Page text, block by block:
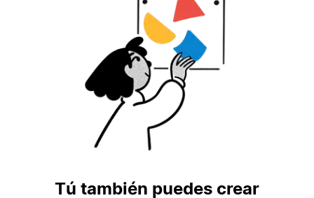
Tú también puedes crear